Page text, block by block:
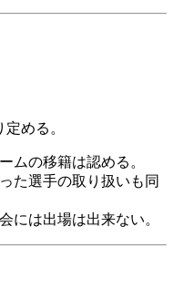
める。
ムの移籍は認める。
た選手の取り扱いも同
には出場は出来ない。